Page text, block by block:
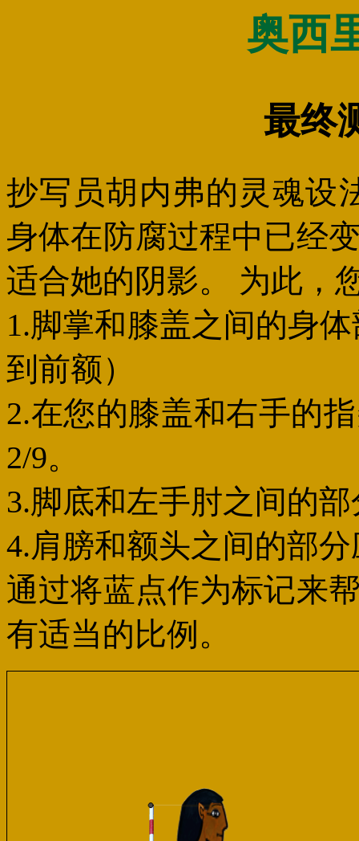
奥西
最终
抄写员胡内弗的灵魂设
身体在防腐过程中已经
适合她的阴影。 为此，
1.脚掌和膝盖之间的身
到前额）
2.在您的膝盖和右手的
2/9。
3.脚底和左手肘之间的
4.肩膀和额头之间的部
通过将蓝点作为标记来
有适当的比例。